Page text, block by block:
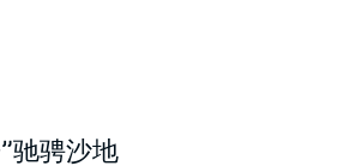
驰骋沙地